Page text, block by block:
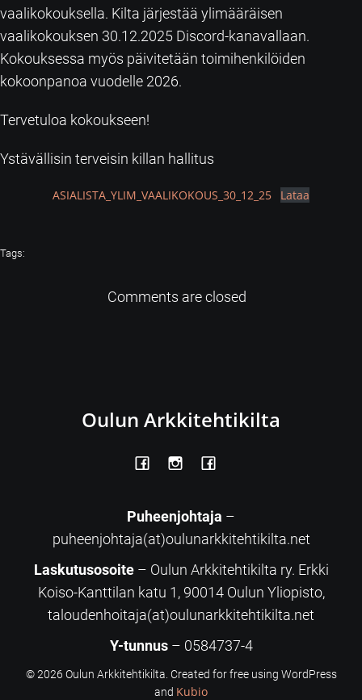
vaalikokouksella. Kilta järjestää ylimääräisen
vaalikokouksen 30.12.2025 Discord-kanavallaan.
Kokouksessa myös päivitetään toimihenkilöiden
kokoonpanoa vuodelle 2026.
Tervetuloa kokoukseen!
Ystävällisin terveisin killan hallitus
ASIALISTA_YLIM_VAALIKOKOUS_30_12_25 Lataa
Tags:
Comments are closed
Oulun Arkkitehtikilta
Puheenjohtaja –
puheenjohtaja(at)oulunarkkitehtikilta.net
Laskutusosoite– Oulun Arkkitehtikilta ry. Erkki
Koiso-Kanttilan katu 1, 90014 Oulun Yliopisto,
taloudenhoitaja(at)oulunarkkitehtikilta.net
Y-tunnus – 0584737-4
© 2026 Oulun Arkkitehtikilta. Created for free using WordPress
and Kubio